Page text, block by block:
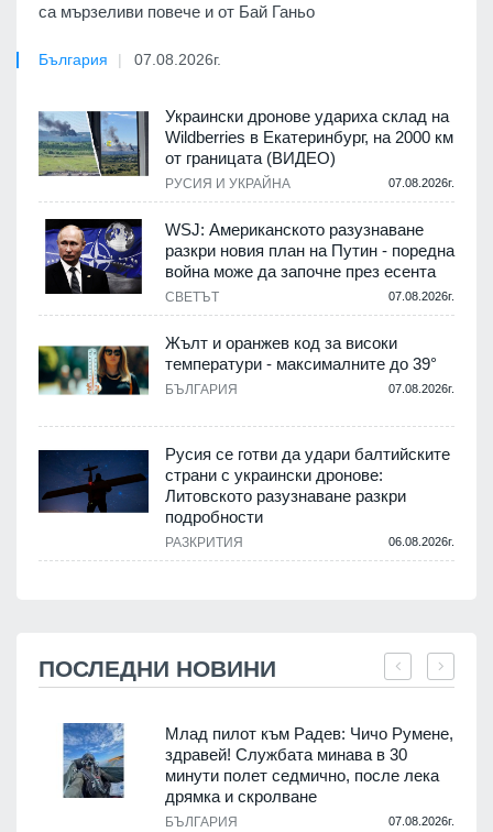
са мързеливи повече и от Бай Ганьо
България 07.08.2026г.
Украински дронове удариха склад на
Wildberries в Екатеринбург, на 2000 км
от границата (ВИДЕО)
РУСИЯ И УКРАЙНА 07.08.2026г.
WSJ: Американското разузнаване
разкри новия план на Путин - поредна
война може да започне през есента
СВЕТЪТ 07.08.2026г.
Жълт и оранжев код за високи
температури - максималните до 39°
БЪЛГАРИЯ 07.08.2026г.
Русия се готви да удари балтийските
страни с украински дронове:
Литовското разузнаване разкри
подробности
РАЗКРИТИЯ 06.08.2026г.
ПОСЛЕДНИ НОВИНИ
Млад пилот към Радев: Чичо Румене,
здравей! Службата минава в 30
минути полет седмично, после лека
дрямка и скролване
БЪЛГАРИЯ 07.08.2026г.